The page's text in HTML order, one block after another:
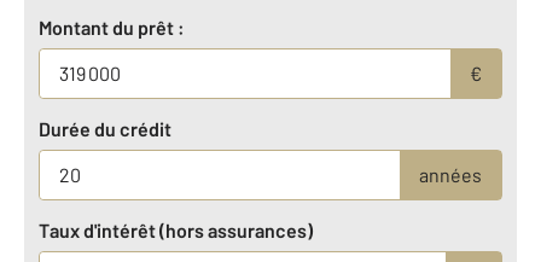
Montant du prêt :
€
Durée du crédit
années
Taux d'intérêt (hors assurances)